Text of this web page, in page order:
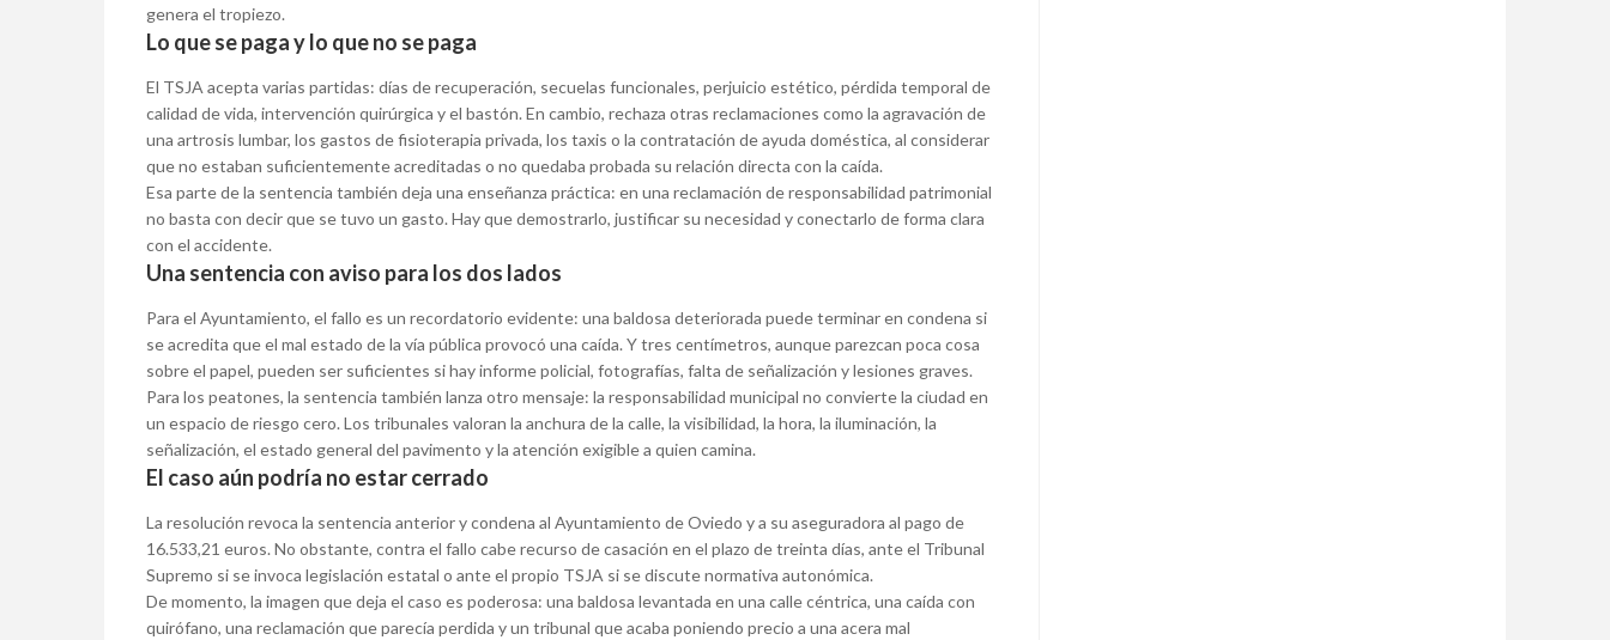
genera el tropiezo.
Lo que se paga y lo que no se paga
El TSJA acepta varias partidas: días de recuperación, secuelas funcionales, perjuicio estético, pérdida temporal de
calidad de vida, intervención quirúrgica y el bastón. En cambio, rechaza otras reclamaciones como la agravación de
una artrosis lumbar, los gastos de fisioterapia privada, los taxis o la contratación de ayuda doméstica, al considerar
que no estaban suficientemente acreditadas o no quedaba probada su relación directa con la caída.
Esa parte de la sentencia también deja una enseñanza práctica: en una reclamación de responsabilidad patrimonial
no basta con decir que se tuvo un gasto. Hay que demostrarlo, justificar su necesidad y conectarlo de forma clara
con el accidente.
Una sentencia con aviso para los dos lados
Para el Ayuntamiento, el fallo es un recordatorio evidente: una baldosa deteriorada puede terminar en condena si
se acredita que el mal estado de la vía pública provocó una caída. Y tres centímetros, aunque parezcan poca cosa
sobre el papel, pueden ser suficientes si hay informe policial, fotografías, falta de señalización y lesiones graves.
Para los peatones, la sentencia también lanza otro mensaje: la responsabilidad municipal no convierte la ciudad en
un espacio de riesgo cero. Los tribunales valoran la anchura de la calle, la visibilidad, la hora, la iluminación, la
señalización, el estado general del pavimento y la atención exigible a quien camina.
El caso aún podría no estar cerrado
La resolución revoca la sentencia anterior y condena al Ayuntamiento de Oviedo y a su aseguradora al pago de
16.533,21 euros. No obstante, contra el fallo cabe recurso de casación en el plazo de treinta días, ante el Tribunal
Supremo si se invoca legislación estatal o ante el propio TSJA si se discute normativa autonómica.
De momento, la imagen que deja el caso es poderosa: una baldosa levantada en una calle céntrica, una caída con
quirófano, una reclamación que parecía perdida y un tribunal que acaba poniendo precio a una acera mal